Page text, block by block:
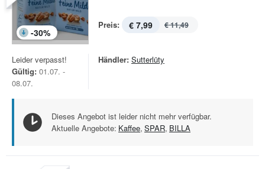
-30%
Preis: € 7,99 € 11,49
Leider verpasst!
Gültig: 01.07. -
08.07.
Händler: Sutterlüty
Dieses Angebot ist leider nicht mehr verfügbar.
Aktuelle Angebote: Kaffee, SPAR, BILLA